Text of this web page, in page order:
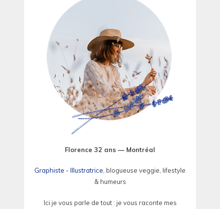
Florence 32 ans — Montréal
Graphiste - Illustratrice , blogueuse veggie, lifestyle
& humeurs
Ici je vous parle de tout : je vous raconte mes